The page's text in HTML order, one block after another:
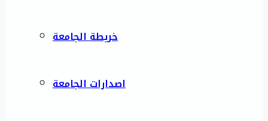
خريطة الجامعة
اصدارات الجامعة